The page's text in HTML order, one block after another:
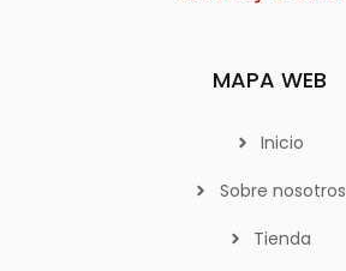
MAPA WEB
Inicio
Sobre nosotros
Tienda